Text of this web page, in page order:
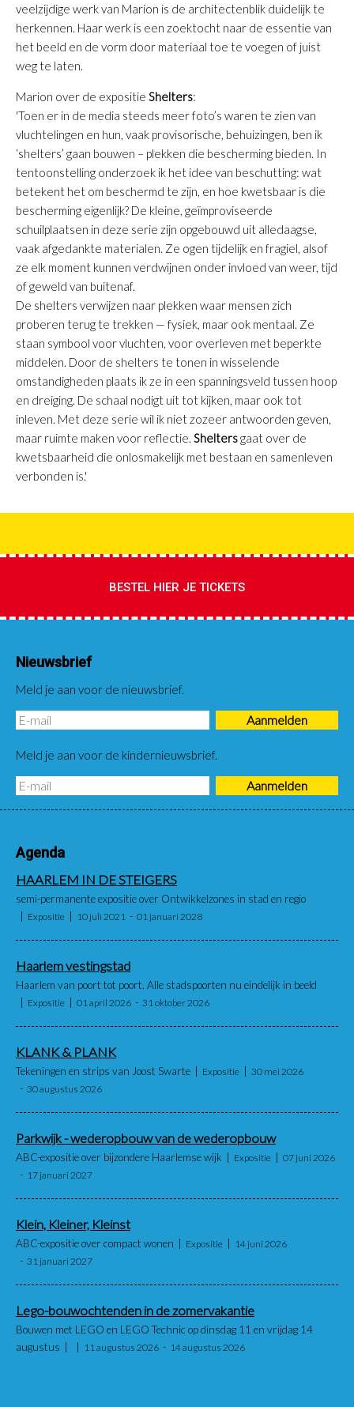
veelzijdige werk van Marion is de architectenblik duidelijk te
herkennen. Haar werk is een zoektocht naar de essentie van
het beeld en de vorm door materiaal toe te voegen of juist
weg te laten.
Marion over de expositie Shelters:
'Toen er in de media steeds meer foto’s waren te zien van
vluchtelingen en hun, vaak provisorische, behuizingen, ben ik
‘shelters’ gaan bouwen – plekken die bescherming bieden. In
tentoonstelling onderzoek ik het idee van beschutting: wat
betekent het om beschermd te zijn, en hoe kwetsbaar is die
bescherming eigenlijk? De kleine, geïmproviseerde
schuilplaatsen in deze serie zijn opgebouwd uit alledaagse,
vaak afgedankte materialen. Ze ogen tijdelijk en fragiel, alsof
ze elk moment kunnen verdwijnen onder invloed van weer, tijd
of geweld van buitenaf.
De shelters verwijzen naar plekken waar mensen zich
proberen terug te trekken — fysiek, maar ook mentaal. Ze
staan symbool voor vluchten, voor overleven met beperkte
middelen. Door de shelters te tonen in wisselende
omstandigheden plaats ik ze in een spanningsveld tussen hoop
en dreiging. De schaal nodigt uit tot kijken, maar ook tot
inleven. Met deze serie wil ik niet zozeer antwoorden geven,
maar ruimte maken voor reflectie. Sheltersgaat over de
kwetsbaarheid die onlosmakelijk met bestaan en samenleven
verbonden is.'
BESTEL HIER JE TICKETS
Nieuwsbrief
Meld je aan voor de nieuwsbrief.
Meld je aan voor de kindernieuwsbrief.
Agenda
HAARLEM IN DE STEIGERS
semi-permanente expositie over Ontwikkelzones in stad en regio
Expositie 10 juli 2021 01 januari 2028
Haarlem vestingstad
Haarlem van poort tot poort. Alle stadspoorten nu eindelijk in beeld
Expositie 01 april 2026 31 oktober 2026
KLANK & PLANK
Tekeningen en strips van Joost Swarte Expositie
30 mei 2026
30 augustus 2026
Parkwijk - wederopbouw van de wederopbouw
ABC-expositie over bijzondere Haarlemse wijk Expositie
07 juni 2026
17 januari 2027
Klein, Kleiner, Kleinst
ABC-expositie over compact wonen Expositie
14 juni 2026
31 januari 2027
Lego-bouwochtenden in de zomervakantie
Bouwen met LEGO en LEGO Technic op dinsdag 11 en vrijdag 14
augustus
11 augustus 2026 14 augustus 2026